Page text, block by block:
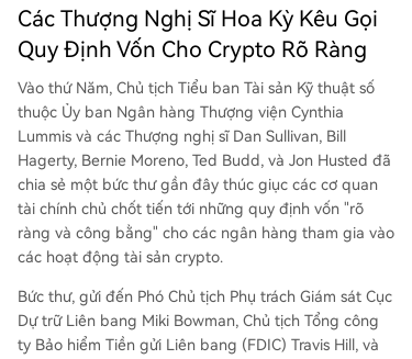
mạnh vai trò của tiêu chuẩn vốn mạnh mẽ, đồng
thời cho biết đã có các đề xuất quy định cho cá
c công ty con phát hành stablecoin. Tương tự, Gi
ám đốc OCC Jonathan Gould khẳng định nhiệm
vụ là tạo điều kiện cho đổi mới có trách nhiệm, x
em xét lại các hành động giám sát trước đây và
chống lại việc ngân hàng từ chối dịch vụ bất hợ
p pháp.
Các Thượng Nghị Sĩ Hoa Kỳ Kêu Gọi
Quy Định Vốn Cho Crypto Rõ Ràng
Vào thứ Năm, Chủ tịch Tiểu ban Tài sản Kỹ thuật số
thuộc Ủy ban Ngân hàng Thượng viện Cynthia
Lummis và các Thượng nghị sĩ Dan Sullivan, Bill
Hagerty, Bernie Moreno, Ted Budd, và Jon Husted đã
chia sẻ một bức thư gần đây thúc giục các cơ quan
tài chính chủ chốt tiến tới những quy định vốn "rõ
ràng và công bằng" cho các ngân hàng tham gia vào
các hoạt động tài sản crypto.
Bức thư, gửi đến Phó Chủ tịch Phụ trách Giám sát Cục
Dự trữ Liên bang Miki Bowman, Chủ tịch Tổng công
ty Bảo hiểm Tiền gửi Liên bang (FDIC) Travis Hill, và